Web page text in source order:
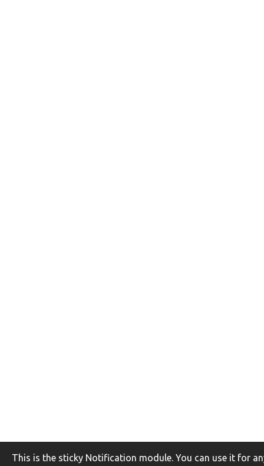
This is the sticky Notification module. You can use it for